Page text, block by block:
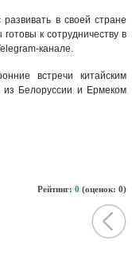
в своей стране
к сотрудничеству в
канале.
встречи китайским
из Белоруссии и Ермеком
Рейтинг: 0 (оценок: 0)